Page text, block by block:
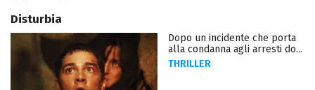
Disturbia
Dopo un incidente che porta
alla condanna agli arresti do...
THRILLER